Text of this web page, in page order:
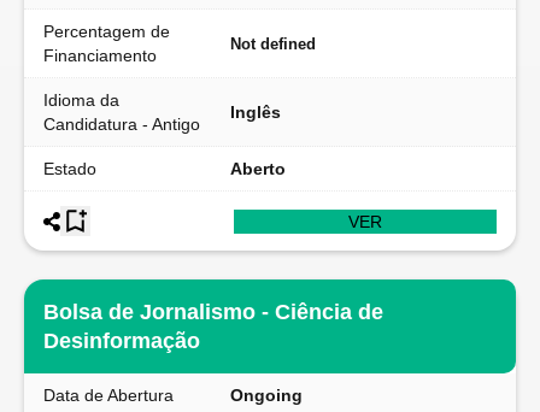
Percentagem de
Financiamento
Not defined
Idioma da
Candidatura - Antigo
Inglês
Estado Aberto
VER
Bolsa de Jornalismo - Ciência de
Desinformação
Data de Abertura Ongoing